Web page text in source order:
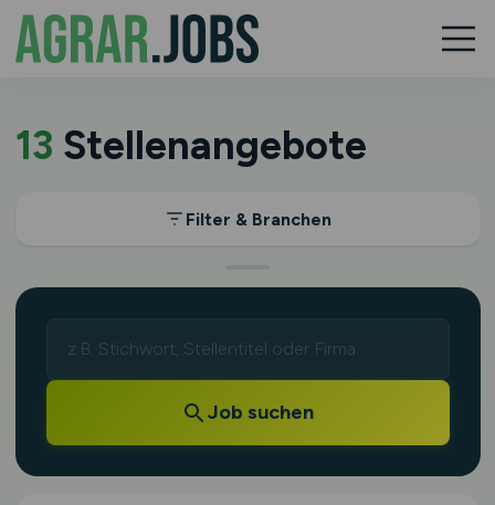
13 Stellenangebote
Filter & Branchen
Job suchen